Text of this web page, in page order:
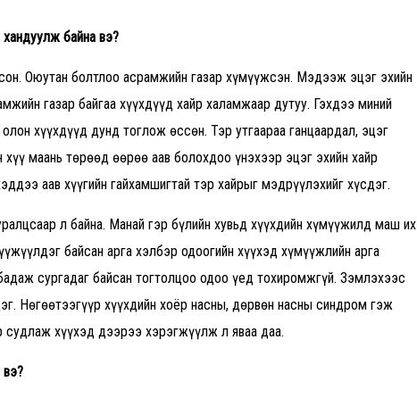
байна вэ?
Оюутан болтлоо асрамжийн газар хүмүүжсэн. Мэдээж эцэг эхийн
газар байгаа хүүхдүүд хайр халамжаар дутуу. Гэхдээ миний
хүүхдүүд дунд тоглож өссөн. Тэр утгаараа ганцаардал, эцэг
маань төрөөд өөрөө аав болохдоо үнэхээр эцэг эхийн хайр
аав хүүгийн гайхамшигтай тэр хайрыг мэдрүүлэхийг хүсдэг.
л байна. Манай гэр бүлийн хувьд хүүхдийн хүмүүжилд маш их
байсан арга хэлбэр одоогийн хүүхэд хүмүүжлийн арга
сургадаг байсан тогтолцоо одоо үед тохиромжгүй. Зэмлэхээс
Нөгөөтээгүүр хүүхдийн хоёр насны, дөрвөн насны синдром гэж
судлаж хүүхэд дээрээ хэрэгжүүлж л яваа даа.
вэ?